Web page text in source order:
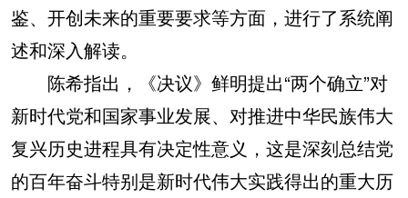
北京 天津 河北 山西
辽宁
浙江 安徽 福建 江西
山东 河南 湖北 湖南
广东 广西 海南 重庆
鉴、开创未来的重要要求等方面，进行了系统阐
述和深入解读。
陈希指出，《决议》鲜明提出“两个确立”对
新时代党和国家事业发展、对推进中华民族伟大
复兴历史进程具有决定性意义，这是深刻总结党
的百年奋斗特别是新时代伟大实践得出的重大历